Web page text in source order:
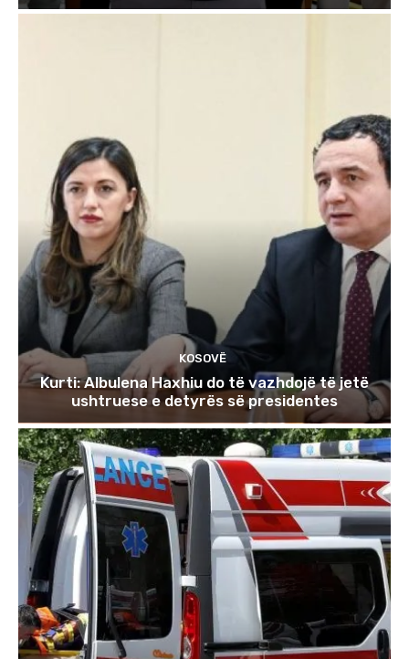
KOSOVË
Kurti: Albulena Haxhiu do të vazhdojë të jetë
ushtruese e detyrës së presidentes